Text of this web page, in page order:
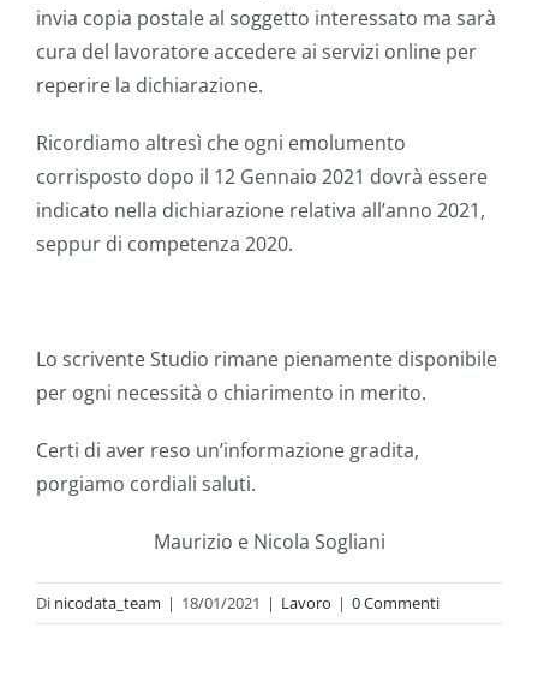
invia copia postale al soggetto interessato ma sarà
cura del lavoratore accedere ai servizi online per
reperire la dichiarazione.
Ricordiamo altresì che ogni emolumento
corrisposto dopo il 12 Gennaio 2021 dovrà essere
indicato nella dichiarazione relativa all’anno 2021,
seppur di competenza 2020.
Lo scrivente Studio rimane pienamente disponibile
per ogni necessità o chiarimento in merito.
Certi di aver reso un’informazione gradita,
porgiamo cordiali saluti.
Maurizio e Nicola Sogliani
Di nicodata_team | 18/01/2021 | Lavoro | 0 Commenti